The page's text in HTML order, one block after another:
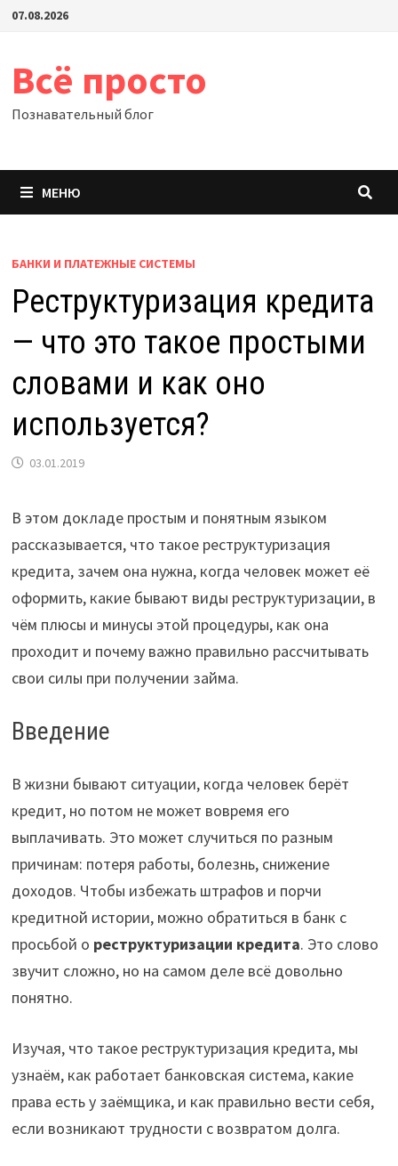
Перейти
07.08.2026
Всё просто
Познавательный блог
МЕНЮ
БАНКИ И ПЛАТЕЖНЫЕ СИСТЕМЫ
Реструктуризация кредита
— что это такое простыми
словами и как оно
используется?
03.01.2019
В этом докладе простым и понятным языком
рассказывается, что такое реструктуризация
кредита, зачем она нужна, когда человек может её
оформить, какие бывают виды реструктуризации, в
чём плюсы и минусы этой процедуры, как она
проходит и почему важно правильно рассчитывать
свои силы при получении займа.
Введение
В жизни бывают ситуации, когда человек берёт
кредит, но потом не может вовремя его
выплачивать. Это может случиться по разным
причинам: потеря работы, болезнь, снижение
доходов. Чтобы избежать штрафов и порчи
кредитной истории, можно обратиться в банк с
просьбой о реструктуризации кредита. Это слово
звучит сложно, но на самом деле всё довольно
понятно.
Изучая, что такое реструктуризация кредита, мы
узнаём, как работает банковская система, какие
права есть у заёмщика, и как правильно вести себя,
если возникают трудности с возвратом долга.